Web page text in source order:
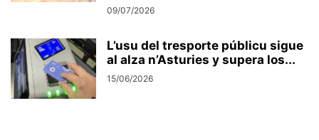
09/07/2026
L’usu del tresporte públicu sigue
al alza n’Asturies y supera los...
15/06/2026